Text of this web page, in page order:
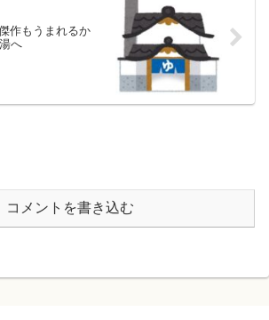
作もうまれるか
へ
コメントを書き込む